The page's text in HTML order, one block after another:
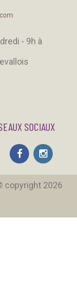
- 9h à
SOCIAUX
copyright 2026